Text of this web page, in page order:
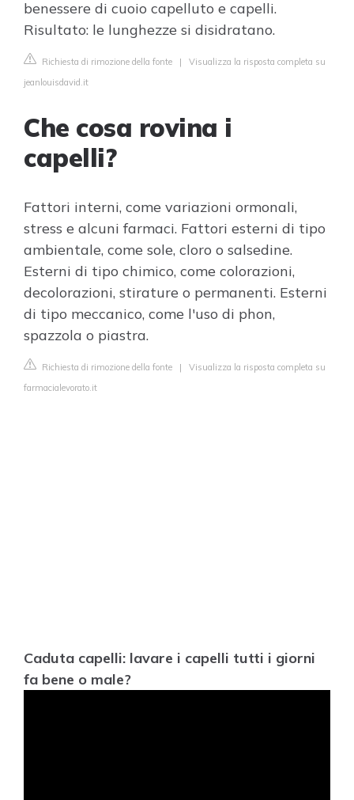
benessere di cuoio capelluto e capelli.
Risultato: le lunghezze si disidratano.
Richiesta di rimozione della fonte | Visualizza la risposta completa su
jeanlouisdavid.it
Che cosa rovina i
capelli?
Fattori interni, come variazioni ormonali,
stress e alcuni farmaci. Fattori esterni di tipo
ambientale, come sole, cloro o salsedine.
Esterni di tipo chimico, come colorazioni,
decolorazioni, stirature o permanenti. Esterni
di tipo meccanico, come l'uso di phon,
spazzola o piastra.
Richiesta di rimozione della fonte | Visualizza la risposta completa su
farmacialevorato.it
Caduta capelli: lavare i capelli tutti i giorni
fa bene o male?